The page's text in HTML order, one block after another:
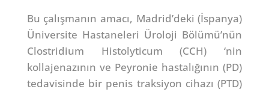
Bu çalışmanın amacı, Madrid’deki (İspanya)
Üniversite Hastaneleri Üroloji Bölümü’nün
Clostridium Histolyticum (CCH) ‘nin
kollajenazının ve Peyronie hastalığının (PD)
tedavisinde bir penis traksiyon cihazı (PTD)